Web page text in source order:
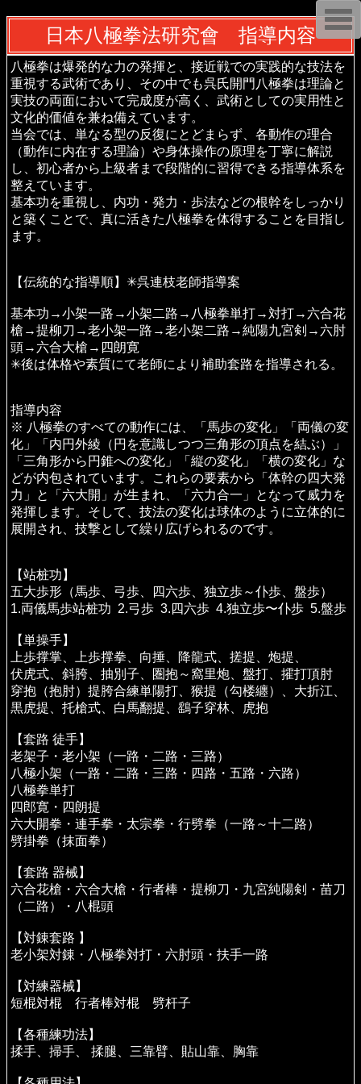
日本八極拳法研究會 指導内容
八極拳は爆発的な力の発揮と、接近戦での実践的な技法を
重視する武術であり、その中でも呉氏開門八極拳は理論と
実技の両面において完成度が高く、武術としての実用性と
文化的価値を兼ね備えています。
当会では、単なる型の反復にとどまらず、各動作の理合
（動作に内在する理論）や身体操作の原理を丁寧に解説
し、初心者から上級者まで段階的に習得できる指導体系を
整えています。
基本功を重視し、内功・発力・歩法などの根幹をしっかり
と築くことで、真に活きた八極拳を体得することを目指し
ます。
【伝統的な指導順】✳︎呉連枝老師指導案
基本功→小架一路→小架二路→八極拳単打→対打→六合花
槍→提柳刀→老小架一路→老小架二路→純陽九宮剣→六肘
頭→六合大槍→四朗寛
✳︎後は体格や素質にて老師により補助套路を指導される。
指導内容
※ 八極拳のすべての動作には、「馬歩の変化」「両儀の変
化」「内円外綾（円を意識しつつ三角形の頂点を結ぶ）」
「三角形から円錐への変化」「縦の変化」「横の変化」な
どが内包されています。これらの要素から「体幹の四大発
力」と「六大開」が生まれ、「六力合一」となって威力を
発揮します。そして、技法の変化は球体のように立体的に
展開され、技撃として繰り広げられるのです。
【站桩功】
五大歩形（馬歩、弓歩、四六歩、独立歩～仆歩、盤歩）
1.両儀馬歩站桩功 2.弓歩 3.四六歩 4.独立歩〜仆歩 5.盤歩
【単操手】
上歩撑掌、上歩撑拳、向捶、降龍式、搓提、炮提、
伏虎式、斜胯、抽別子、圏抱～窩里炮、盤打、攉打頂肘
穿抱（抱肘）提胯合練単陽打、猴提（勾楼纏）、大折江、
黒虎提、托槍式、白馬翻提、鷂子穿林、虎抱
【套路 徒手】
老架子・老小架（一路・二路・三路）
八極小架（一路・二路・三路・四路・五路・六路）
八極拳単打
四郎寛・四朗提
六大開拳・連手拳・太宗拳・行劈拳（一路～十二路）
劈掛拳（抹面拳）
【套路 器械】
六合花槍・六合大槍・行者棒・提柳刀・九宮純陽剣・苗刀
（二路）・八棍頭
【対錬套路 】
老小架対錬・八極拳対打・六肘頭・扶手一路
【対練器械】
短棍対棍 行者棒対棍 劈杆子
【各種練功法】
揉手、掃手、 揉腿、三靠臂、貼山靠、胸靠
T
o
g
g
l
e
n
a
i
n